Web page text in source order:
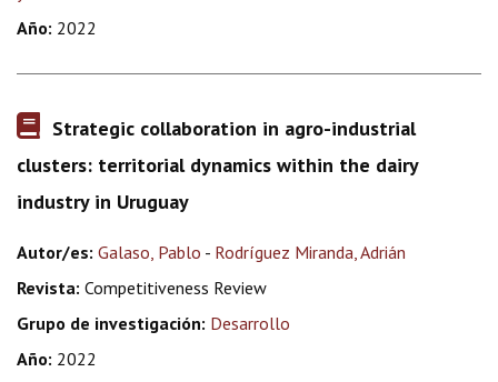
Año: 2022
Strategic collaboration in agro-industrial
clusters: territorial dynamics within the dairy
industry in Uruguay
Autor/es: Galaso, Pablo - Rodríguez Miranda, Adrián
Revista: Competitiveness Review
Grupo de investigación: Desarrollo
Año: 2022